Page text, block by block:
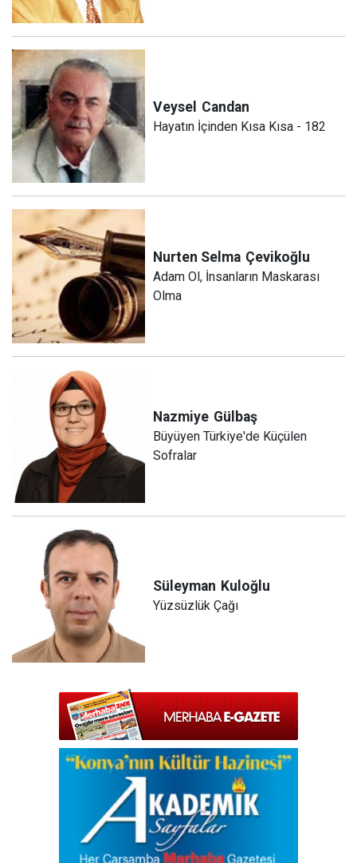
Veysel Candan
Hayatın İçinden Kısa Kısa - 182
Nurten Selma Çevikoğlu
Adam Ol, İnsanların Maskarası
Olma
Nazmiye Gülbaş
Büyüyen Türkiye'de Küçülen
Sofralar
Süleyman Kuloğlu
Yüzsüzlük Çağı